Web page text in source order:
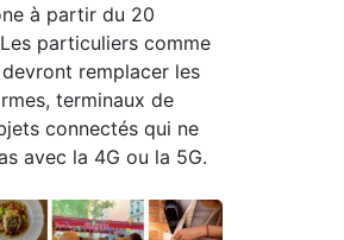
à partir du 20
particuliers comme
remplacer les
terminaux de
connectés qui ne
avec la 4G ou la 5G.